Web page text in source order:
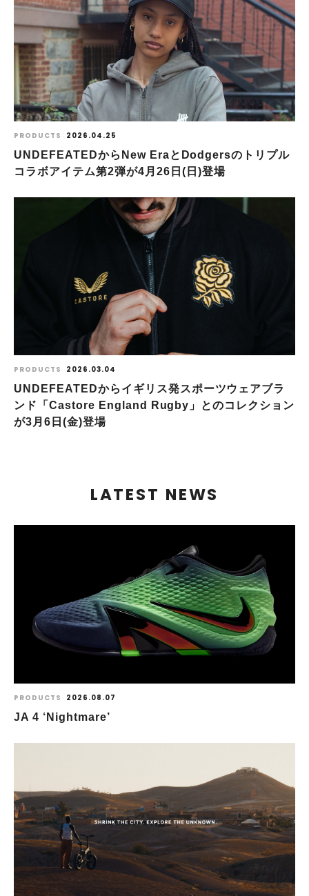
PRODUCTS 2026.04.25
UNDEFEATEDからNew EraとDodgersのトリプル
コラボアイテム第2弾が4⽉26⽇(⽇)登場
PRODUCTS 2026.03.04
UNDEFEATEDからイギリス発スポーツウェアブラ
ンド「Castore England Rugby」とのコレクション
が3⽉6⽇(⾦)登場
LATEST NEWS
PRODUCTS 2026.08.07
JA 4 ‘Nightmare’